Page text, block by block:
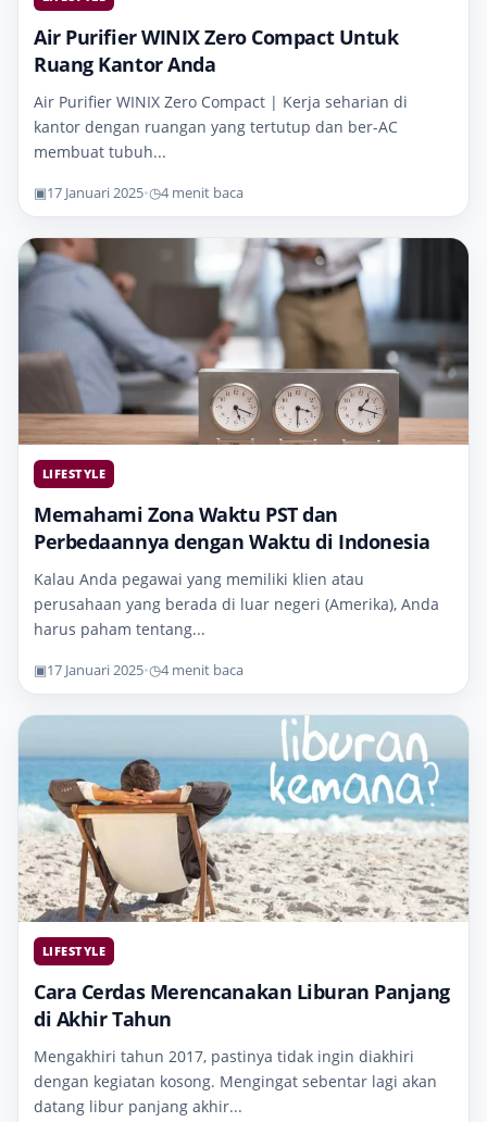
Air Purifier WINIX Zero Compact Untuk
Ruang Kantor Anda
Air Purifier WINIX Zero Compact | Kerja seharian di
kantor dengan ruangan yang tertutup dan ber-AC
membuat tubuh...
▣17 Januari 2025•◷4 menit baca
LIFESTYLE
Memahami Zona Waktu PST dan
Perbedaannya dengan Waktu di Indonesia
Kalau Anda pegawai yang memiliki klien atau
perusahaan yang berada di luar negeri (Amerika), Anda
harus paham tentang...
▣17 Januari 2025•◷4 menit baca
LIFESTYLE
Cara Cerdas Merencanakan Liburan Panjang
di Akhir Tahun
Mengakhiri tahun 2017, pastinya tidak ingin diakhiri
dengan kegiatan kosong. Mengingat sebentar lagi akan
datang libur panjang akhir...